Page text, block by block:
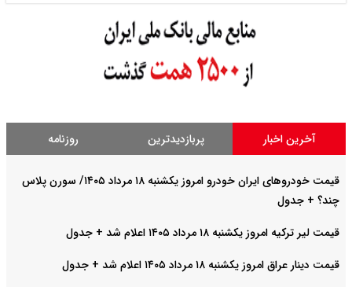
آخرین اخبار پربازدیدترین روزنامه
قیمت خودرو‌های ایران خودرو امروز یکشنبه ۱۸ مرداد ۱۴۰۵/ سورن پلاس
چند؟ + جدول
قیمت لیر ترکیه امروز یکشنبه ۱۸ مرداد ۱۴۰۵ اعلام شد + جدول
قیمت دینار عراق امروز یکشنبه ۱۸ مرداد ۱۴۰۵ اعلام شد + جدول